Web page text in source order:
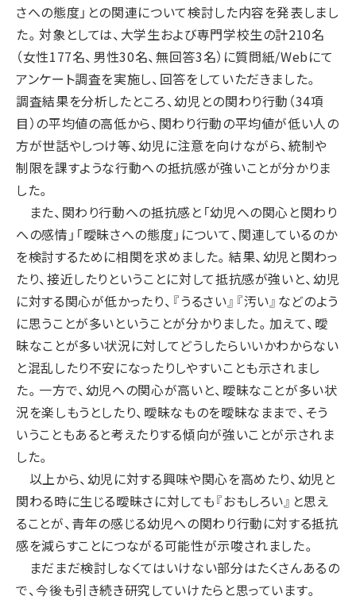
さへの態度」との関連について検討した内容を発表しまし
た。対象としては、大学生および専門学校生の計210名
（女性177名、男性30名、無回答3名）に質問紙/Webにて
アンケート調査を実施し、回答をしていただきました。
調査結果を分析したところ、幼児との関わり行動（34項
目）の平均値の高低から、関わり行動の平均値が低い人の
方が世話やしつけ等、幼児に注意を向けながら、統制や
制限を課すような行動への抵抗感が強いことが分かりま
した。
また、関わり行動への抵抗感と「幼児への関心と関わり
への感情」「曖昧さへの態度」について、関連しているのか
を検討するために相関を求めました。結果、幼児と関わっ
たり、接近したりということに対して抵抗感が強いと、幼児
に対する関心が低かったり、『うるさい』『汚い』などのよう
に思うことが多いということが分かりました。加えて、曖
昧なことが多い状況に対してどうしたらいいかわからない
と混乱したり不安になったりしやすいことも示されまし
た。一方で、幼児への関心が高いと、曖昧なことが多い状
況を楽しもうとしたり、曖昧なものを曖昧なままで、そう
いうこともあると考えたりする傾向が強いことが示されま
した。
以上から、幼児に対する興味や関心を高めたり、幼児と
関わる時に生じる曖昧さに対しても『おもしろい』と思え
ることが、青年の感じる幼児への関わり行動に対する抵抗
感を減らすことにつながる可能性が示唆されました。
まだまだ検討しなくてはいけない部分はたくさんあるの
で、今後も引き続き研究していけたらと思っています。